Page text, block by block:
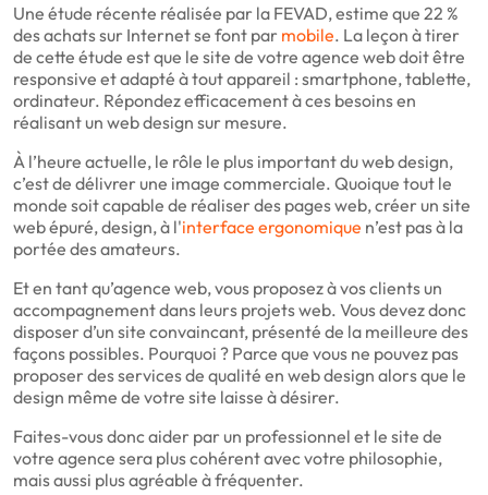
Une étude récente réalisée par la FEVAD, estime que 22 %
des achats sur Internet se font par mobile. La leçon à tirer
de cette étude est que le site de votre agence web doit être
responsive et adapté à tout appareil : smartphone, tablette,
ordinateur. Répondez efficacement à ces besoins en
réalisant un web design sur mesure.
À l’heure actuelle, le rôle le plus important du web design,
c’est de délivrer une image commerciale. Quoique tout le
monde soit capable de réaliser des pages web, créer un site
web épuré, design, à l'interface ergonomique n’est pas à la
portée des amateurs.
Et en tant qu’agence web, vous proposez à vos clients un
accompagnement dans leurs projets web. Vous devez donc
disposer d’un site convaincant, présenté de la meilleure des
façons possibles. Pourquoi ? Parce que vous ne pouvez pas
proposer des services de qualité en web design alors que le
design même de votre site laisse à désirer.
Faites-vous donc aider par un professionnel et le site de
votre agence sera plus cohérent avec votre philosophie,
mais aussi plus agréable à fréquenter.